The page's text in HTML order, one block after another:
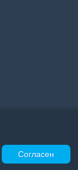
Согласен